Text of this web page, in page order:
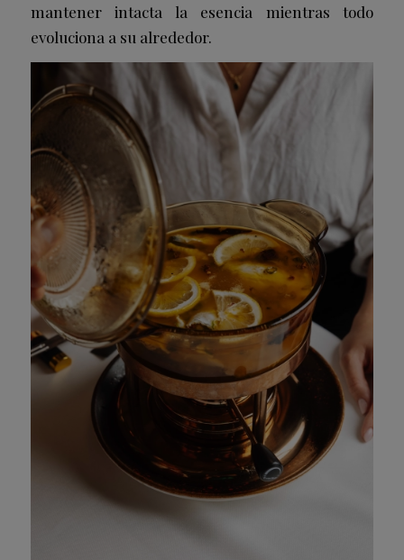
mantener intacta la esencia mientras todo
evoluciona a su alrededor.